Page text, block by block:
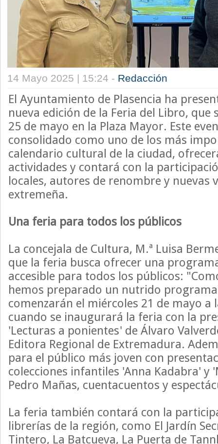
14 Mayo 2025 | 15:24 - Redacción
El Ayuntamiento de Plasencia ha
nueva edición de la Feria del Libro, que
25 de mayo en la Plaza Mayor. Este
consolidado como uno de los más
calendario cultural de la ciudad,
actividades y contará con la
locales, autores de renombre y nuevas
extremeña.
Una feria para todos los públicos
La concejala de Cultura, M.ª Luisa
que la feria busca ofrecer una
accesible para todos los públicos:
hemos preparado un nutrido
comenzarán el miércoles 21 de mayo a
cuando se inaugurará la feria con la
'Lecturas a ponientes' de Álvaro
Editora Regional de Extremadura.
para el público más joven con
colecciones infantiles 'Anna Kadabra' y
Pedro Mañas, cuentacuentos y
La feria también contará con la
librerías de la región, como El Jardín
Tintero, La Batcueva, La Puerta de